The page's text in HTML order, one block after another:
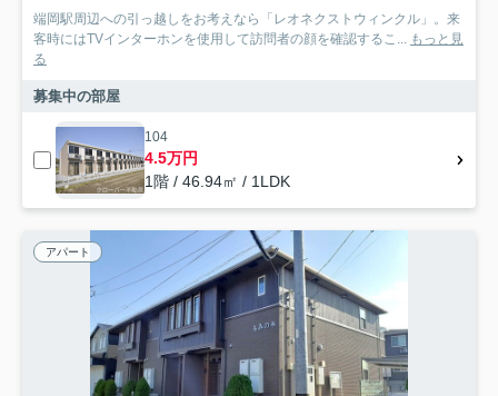
端岡駅周辺への引っ越しをお考えなら「レオネクストウィンクル」。来
客時にはTVインターホンを使用して訪問者の顔を確認するこ... もっと見
る
募集中の部屋
104
4.5万円
1階 / 46.94㎡ / 1LDK
アパート